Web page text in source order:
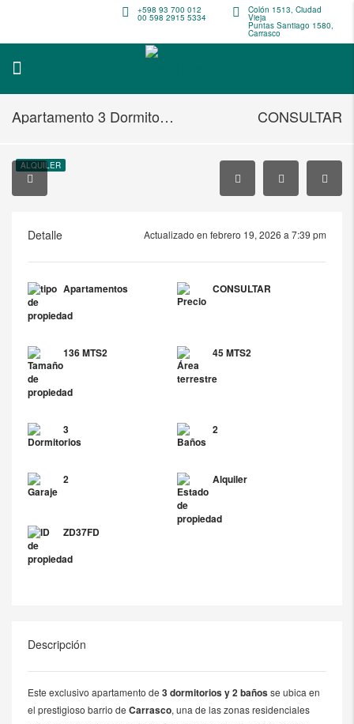
Colón 1513, Ciudad
Vieja
Puntas Santiago 1580,
Carrasco
+598 93 700 012
00 598 2915 5334
Apartamento 3 Dormitorios a 2 Cuadras de Sofitel y la Rambla Carrasco CONSULTAR
ALQUILER
Detalle Actualizado en febrero 19, 2026 a 7:39 pm
Apartamentos CONSULTAR
136 MTS2 45 MTS2
3 2
2 Alquiler
ZD37FD
Descripción
Este exclusivo apartamento de 3 dormitorios y 2 bañosse ubica en
el prestigioso barrio de Carrasco, una de las zonas residenciales